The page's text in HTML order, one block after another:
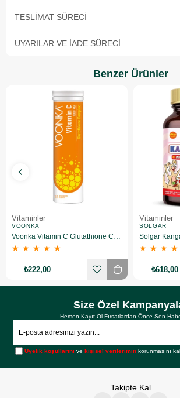
TESLIMAT SÜRECI
UYARILAR VE İADE SÜRECI
Benzer Ürünler
Vitaminler
VOONKA
★ ★ ★ ★ ★
₺222,00
Vitaminler
SOLGAR
★ ★ ★ ★
₺618,00
Size Özel
Hemen Kayıt Ol Fırsatlardan Önce Sen
Üyelik koşullarını vekişisel verilerimin korunmasını
Takipte Kal